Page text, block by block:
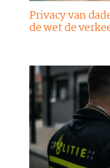
Privacy van
de wet de